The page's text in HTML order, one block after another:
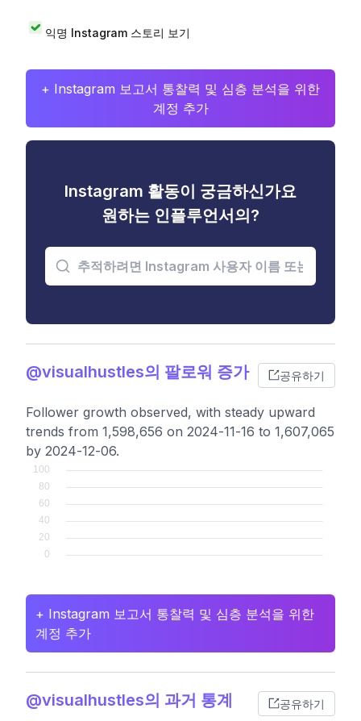
익명 Instagram 스토리 보기
+ Instagram 보고서 통찰력 및 심층 분석을 위한
계정 추가
Instagram 활동이 궁금하신가요
원하는 인플루언서의?
@visualhustles의 팔로워 증가 공유하기
Follower growth observed, with steady upward
trends from 1,598,656 on 2024-11-16 to 1,607,065
by 2024-12-06.
+ Instagram 보고서 통찰력 및 심층 분석을 위한
계정 추가
@visualhustles의 과거 통계 공유하기